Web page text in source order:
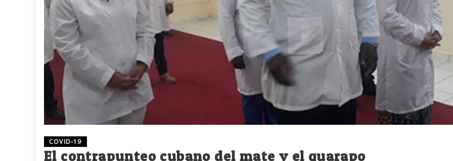
COVID-19
El contrapunteo cubano del mate y el guarapo